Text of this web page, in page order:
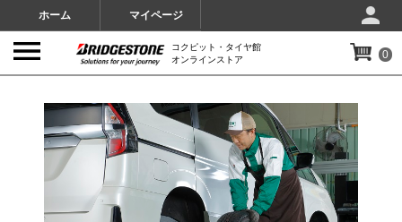
ホーム マイページ
コクピット・タイヤ館
オンラインストア
0